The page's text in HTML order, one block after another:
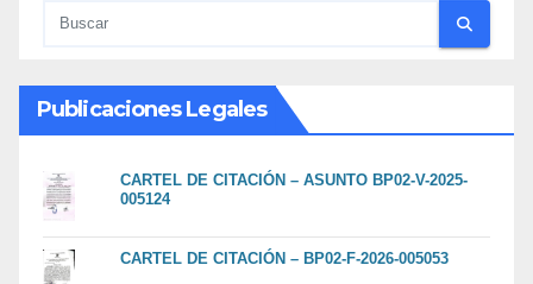
Publicaciones Legales
CARTEL DE CITACIÓN – ASUNTO BP02-V-2025-
005124
CARTEL DE CITACIÓN – BP02-F-2026-005053